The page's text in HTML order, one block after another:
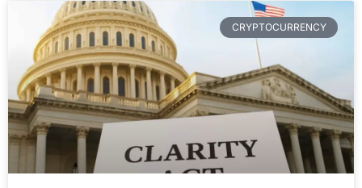
CRYPTOCURRENCY